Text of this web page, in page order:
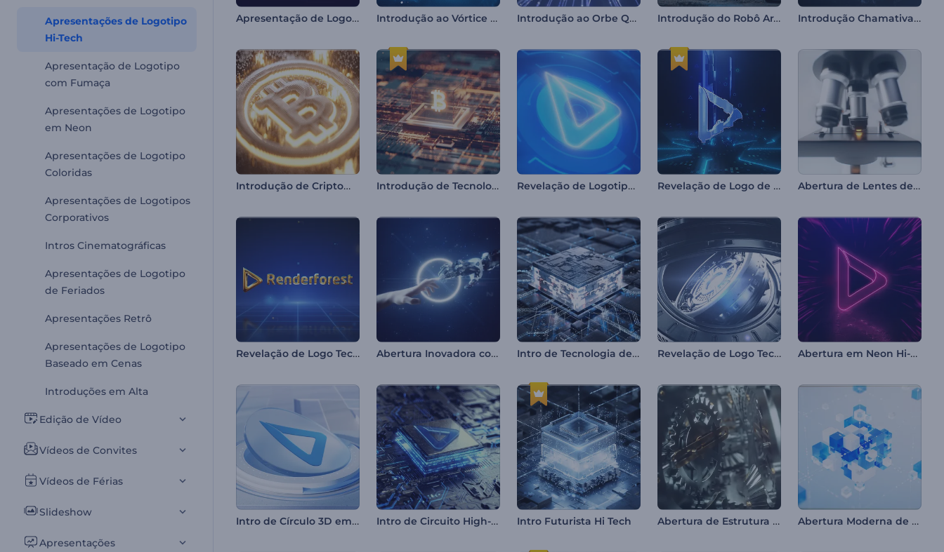
Apresentações de Logotipo
Hi-Tech
Apresentação de Logotipo
com Fumaça
Apresentações de Logotipo
em Neon
Apresentações de Logotipo
Coloridas
Apresentações de Logotipos
Corporativos
Intros Cinematográficas
Apresentações de Logotipo
de Feriados
Apresentações Retrô
Apresentações de Logotipo
Baseado em Cenas
Introduções em Alta
Edição de Vídeo
Vídeos de Convites
Vídeos de Férias
Slideshow
Apresentações
Apresentação de Logo - Efeito Pixelado Introdução ao Vórtice de Energia Introdução ao Orbe Quântico Introdução do Robô Aranha Introdução Chamativa com Controle de Videogame
Introdução de Criptomoeda Introdução de Tecnologia em Criptomoedas Revelação de Logotipo Digital Revelação de Logo de Próxima Geração Abertura de Lentes de Microscópio
Revelação de Logo Tech em Pixels Abertura Inovadora com IA Intro de Tecnologia de Microchip Revelação de Logo Tech em 3D Abertura em Neon Hi-Tech
Intro de Círculo 3D em Camadas Intro de Circuito High-Tech Intro Futurista Hi Tech Abertura de Estrutura Mecânica Abertura Moderna de Cubos de Vidro